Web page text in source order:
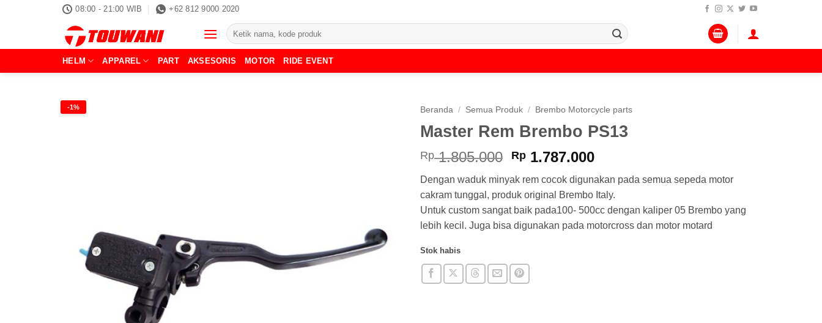
08:00 - 21:00 WIB +62 812 9000 2020
Pencarian
untuk:
HELM APPAREL PART AKSESORIS MOTOR RIDE EVENT
-1% Beranda / Semua Produk / Brembo Motorcycle parts
Master Rem Brembo PS13
Rp1.805.000 Harga
adalah:
Rp 1.805.000.
Rp 1.787.000Harga
ini
adalah:
Rp 1.787.000.
Dengan waduk minyak rem cocok digunakan pada semua sepeda motor
cakram tunggal, produk original Brembo Italy.
Untuk custom sangat baik pada100- 500cc dengan kaliper 05 Brembo yang
lebih kecil. Juga bisa digunakan pada motorcross dan motor motard
Stok habis